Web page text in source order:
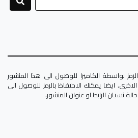
بواسطة الكاميرا للوصول الى هذا المنشور
ايضا يمكنك الاحتفاظ بالرمز للوصول الى
نسيان الرابط او عنوان المنشور.